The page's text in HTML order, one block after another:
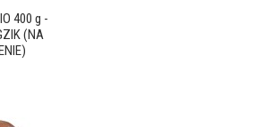
400 g -
(NA